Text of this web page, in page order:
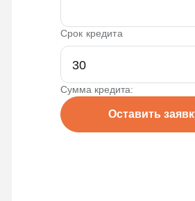
Срок кредита
Сумма кредита:
Оставить